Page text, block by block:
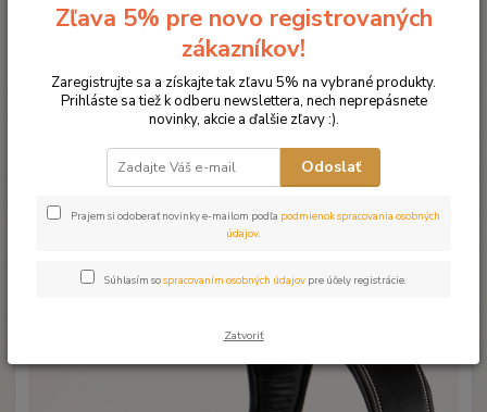
Značka oblečenia MONTAR ZĽAVY!
Čelenky na uzdečky
MONTAR Navy crystal čierna
MONTAR Navy crystal čierna
Zľava 5% pre novo registrovaných
zákazníkov!
Zaregistrujte sa a získajte tak zľavu 5% na vybrané produkty.
Prihláste sa tiež k odberu newslettera, nech neprepásnete
novinky, akcie a ďalšie zľavy :).
Odoslať
Prajem si odoberať novinky e-mailom podľa podmienok spracovania osobných
údajov.
Súhlasím sospracovaním osobných údajov pre účely registrácie.
Zatvoriť